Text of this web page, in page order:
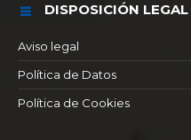
DISPOSICIÓN LEGAL
Aviso legal
Política de Datos
Política de Cookies